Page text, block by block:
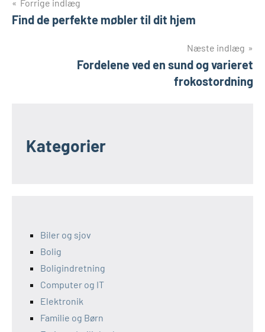
Indlægsnavigation
Forrige indlæg
Find de perfekte møbler til dit hjem
Næste indlæg
Fordelene ved en sund og varieret
frokostordning
Kategorier
Biler og sjov
Bolig
Boligindretning
Computer og IT
Elektronik
Familie og Børn